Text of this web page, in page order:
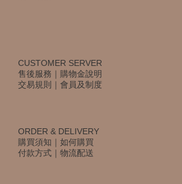
CUSTOMER SERVER
售後服務 ｜ 購物金說明
交易規則
｜ 會員及制度
ORDER & DELIVERY
購買須知 ｜ 如何購買
付款方式 ｜ 物流配送